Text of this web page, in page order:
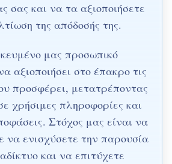
σας και να τα αξιοποιήσετε
της απόδοσής της.
μας προσωπικό
αξιοποιήσει στο έπακρο τις
προσφέρει, μετατρέποντας
χρήσιμες πληροφορίες και
Στόχος μας είναι να
να ενισχύσετε την παρουσία
και να επιτύχετε